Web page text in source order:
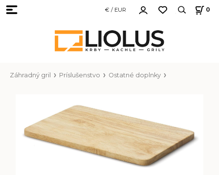
€ / EUR 0
Záhradný gril Príslušenstvo Ostatné doplnky